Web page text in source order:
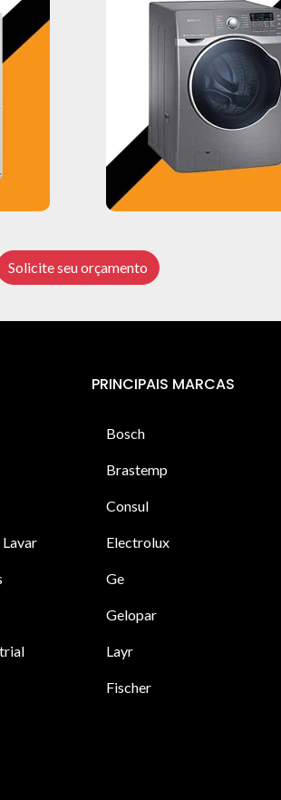
Solicite seu orçamento
PRINCIPAIS MARCAS
Bosch
Brastemp
Consul
Electrolux
Ge
Gelopar
Layr
Fischer